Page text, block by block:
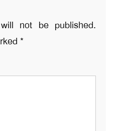
not be published.
*